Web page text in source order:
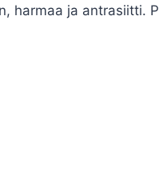
harmaa ja